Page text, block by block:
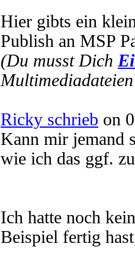
Hier gibts ein
Publish an MSP
(Du musst Dich
Ricky schrieb on
Kann mir jemand
wie ich das ggf.
Ich hatte noch
Beispiel fertig